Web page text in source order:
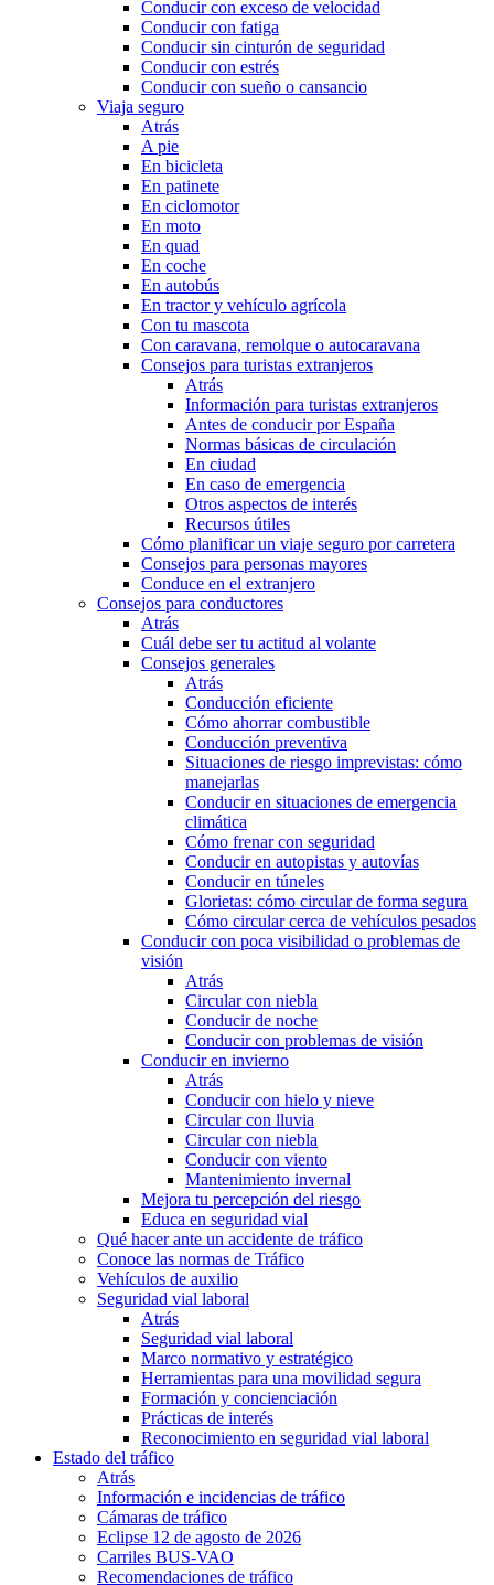
Conducir con exceso de velocidad
Conducir con fatiga
Conducir sin cinturón de seguridad
Conducir con estrés
Conducir con sueño o cansancio
Viaja seguro
Atrás
A pie
En bicicleta
En patinete
En ciclomotor
En moto
En quad
En coche
En autobús
En tractor y vehículo agrícola
Con tu mascota
Con caravana, remolque o autocaravana
Consejos para turistas extranjeros
Atrás
Información para turistas extranjeros
Antes de conducir por España
Normas básicas de circulación
En ciudad
En caso de emergencia
Otros aspectos de interés
Recursos útiles
Cómo planificar un viaje seguro por carretera
Consejos para personas mayores
Conduce en el extranjero
Consejos para conductores
Atrás
Cuál debe ser tu actitud al volante
Consejos generales
Atrás
Conducción eficiente
Cómo ahorrar combustible
Conducción preventiva
Situaciones de riesgo imprevistas: cómo
manejarlas
Conducir en situaciones de emergencia
climática
Cómo frenar con seguridad
Conducir en autopistas y autovías
Conducir en túneles
Glorietas: cómo circular de forma segura
Cómo circular cerca de vehículos pesados
Conducir con poca visibilidad o problemas de
visión
Atrás
Circular con niebla
Conducir de noche
Conducir con problemas de visión
Conducir en invierno
Atrás
Conducir con hielo y nieve
Circular con lluvia
Circular con niebla
Conducir con viento
Mantenimiento invernal
Mejora tu percepción del riesgo
Educa en seguridad vial
Qué hacer ante un accidente de tráfico
Conoce las normas de Tráfico
Vehículos de auxilio
Seguridad vial laboral
Atrás
Seguridad vial laboral
Marco normativo y estratégico
Herramientas para una movilidad segura
Formación y concienciación
Prácticas de interés
Reconocimiento en seguridad vial laboral
Estado del tráfico
Atrás
Información e incidencias de tráfico
Cámaras de tráfico
Eclipse 12 de agosto de 2026
Carriles BUS-VAO
Recomendaciones de tráfico